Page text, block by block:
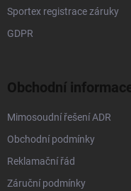
Sportex registrace záruky
GDPR
Obchodní
Mimosoudní řešení ADR
Obchodní podmínky
Reklamační řád
Záruční podmínky